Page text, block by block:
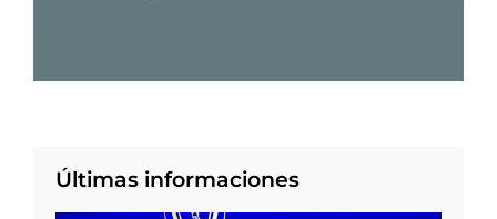
Últimas informaciones